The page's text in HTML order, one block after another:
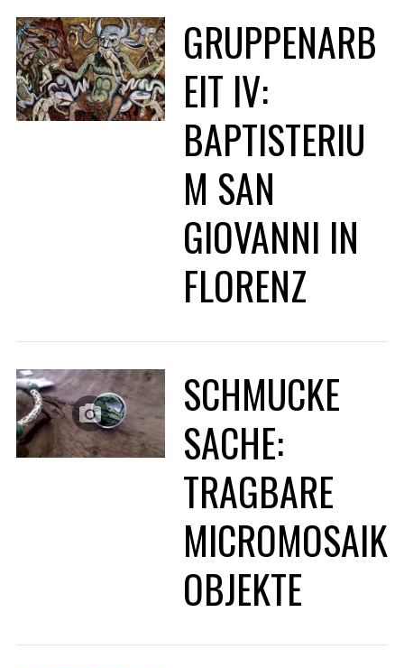
GRUPPENARB
EIT IV:
BAPTISTERIU
M SAN
GIOVANNI IN
FLORENZ
SCHMUCKE
SACHE:
TRAGBARE
MICROMOSAIK
OBJEKTE